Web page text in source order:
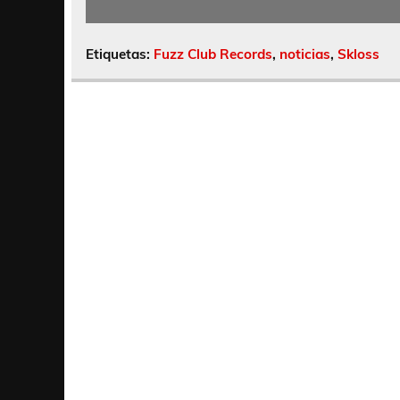
Etiquetas: Fuzz Club Records, noticias, Skloss